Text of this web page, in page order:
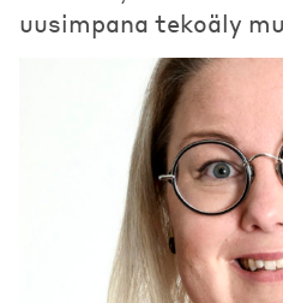
uusimpana tekoäly